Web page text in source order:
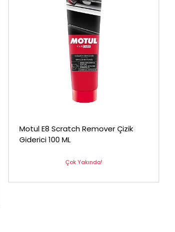
Motul E8 Scratch Remover Çizik
Giderici 100 ML
Çok Yakında!